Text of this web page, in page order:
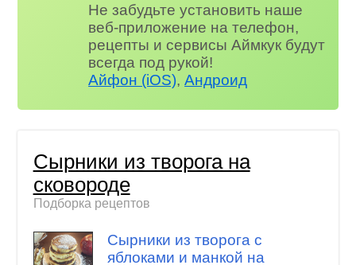
Не забудьте установить наше
веб-приложение на телефон,
рецепты и сервисы Аймкук будут
всегда под рукой!
Айфон (iOS),Андроид
Сырники из творога на
сковороде
Подборка рецептов
Сырники из творога с
яблоками и манкой на